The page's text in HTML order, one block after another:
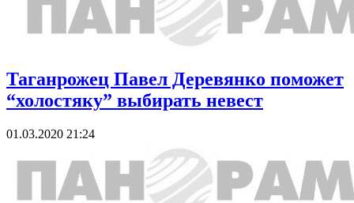
Таганрожец Павел Деревянко поможет
“холостяку” выбирать невест
01.03.2020 21:24